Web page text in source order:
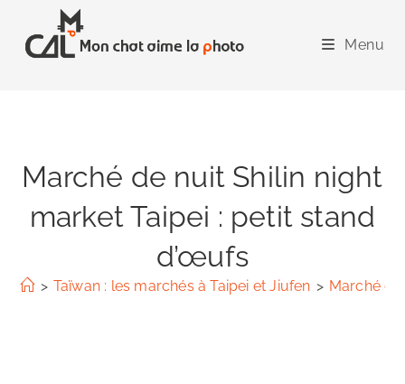
content
Menu
Marché de nuit Shilin night
market Taipei : petit stand
d’œufs
> Taïwan : les marchés à Taipei et Jiufen > Marché